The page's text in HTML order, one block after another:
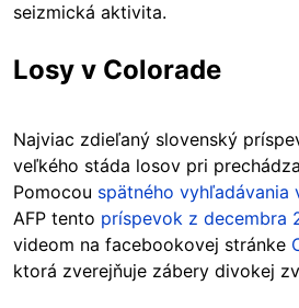
seizmická aktivita.
Losy v Colorade
Najviac zdieľaný slovenský
veľkého stáda losov pri
Pomocou spätného vyhľadávania
AFP tento príspevok z decembra
videom na facebookovej stránke
ktorá zverejňuje zábery divokej